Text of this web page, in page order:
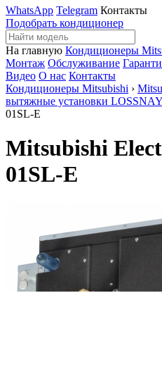
WhatsApp Telegram Контакты
Подобрать кондиционер
На главную Кондиционеры
Монтаж Обслуживание
Видео О нас Контакты
Кондиционеры Mitsubishi ›
вытяжные установки LOSSNAY
01SL-E
Mitsubishi
01SL-E